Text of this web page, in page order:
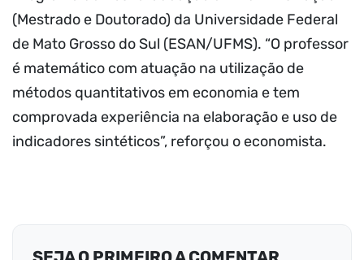
(Mestrado e Doutorado) da Universidade Federal
de Mato Grosso do Sul (ESAN/UFMS). “O professor
é matemático com atuação na utilização de
métodos quantitativos em economia e tem
comprovada experiência na elaboração e uso de
indicadores sintéticos”, reforçou o economista.